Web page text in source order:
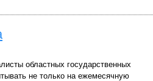
областных государственных
не только на ежемесячную